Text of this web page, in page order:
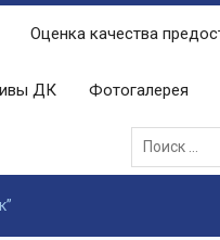
Оценка качества
ДК Фотогалерея
Поиск: